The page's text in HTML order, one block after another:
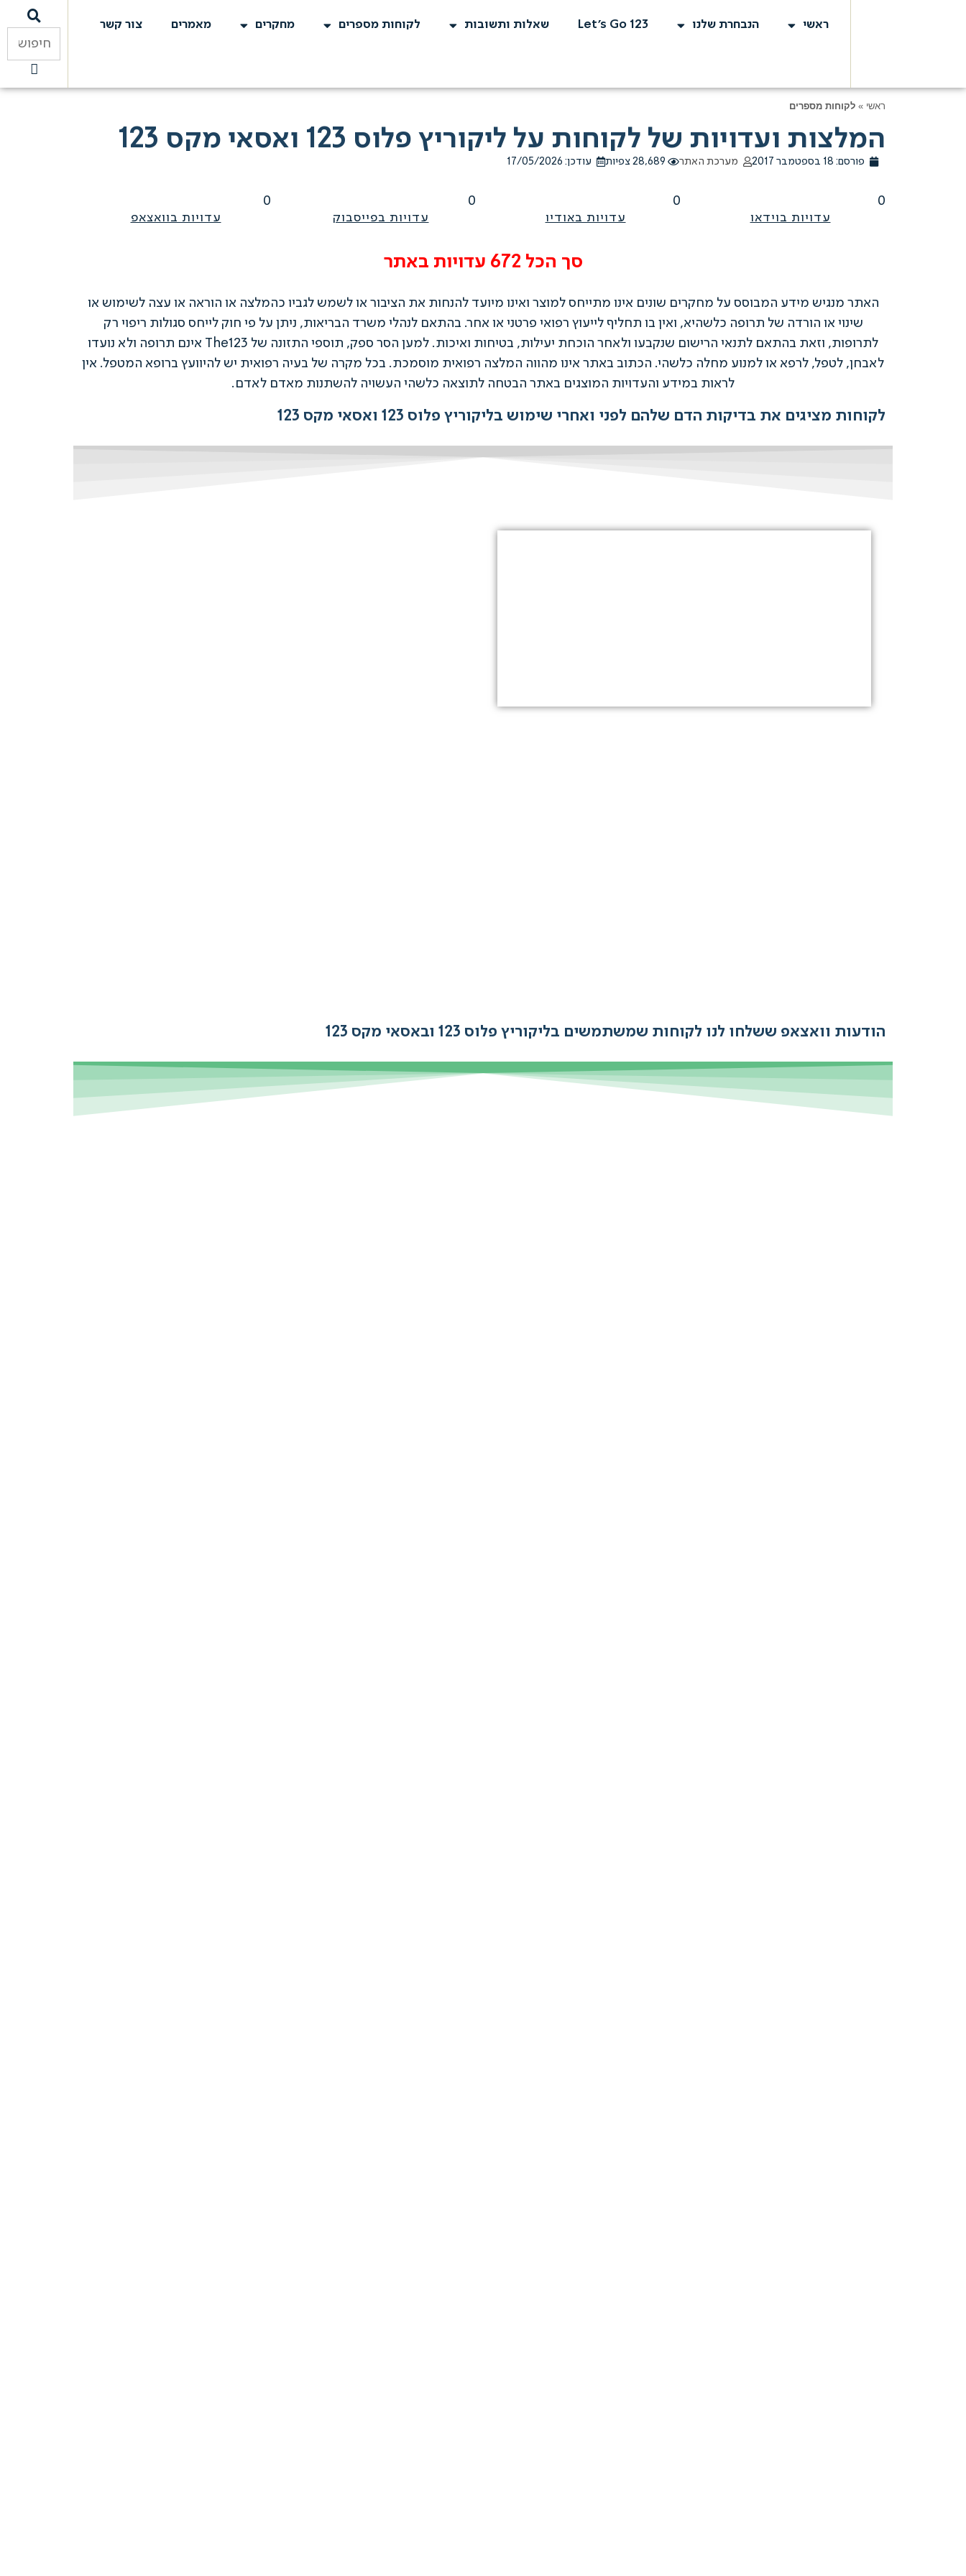
ראשי הנבחרת שלנו Let's Go 123 שאלות ותשובות לקוחות מספרים מחקרים מאמרים צור קשר
ראשי » לקוחות מספרים
המלצות ועדויות של לקוחות על ליקוריץ פלוס 123 ואסאי מקס 123
פורסם: 18 בספטמבר 2017 מערכת האתר 28,689 צפיות עודכן: 17/05/2026
0
עדויות בוידאו
0
עדויות באודיו
0
עדויות בפייסבוק
0
עדויות בוואצאפ
סך הכל 672 עדויות באתר
האתר מנגיש מידע המבוסס על מחקרים שונים אינו מתייחס למוצר ואינו מיועד להנחות את הציבור או לשמש לגביו כהמלצה או הוראה או עצה לשימוש או
שינוי או הורדה של תרופה כלשהיא, ואין בו תחליף לייעוץ רפואי פרטני או אחר. בהתאם לנהלי משרד הבריאות, ניתן על פי חוק לייחס סגולות ריפוי רק
לתרופות, וזאת בהתאם לתנאי הרישום שנקבעו ולאחר הוכחת יעילות, בטיחות ואיכות. למען הסר ספק, תוספי התזונה של The123 אינם תרופה ולא נועדו
לאבחן, לטפל, לרפא או למנוע מחלה כלשהי. הכתוב באתר אינו מהווה המלצה רפואית מוסמכת. בכל מקרה של בעיה רפואית יש להיוועץ ברופא המטפל. אין
לראות במידע והעדויות המוצגים באתר הבטחה לתוצאה כלשהי העשויה להשתנות מאדם לאדם.
לקוחות מציגים את בדיקות הדם שלהם לפני ואחרי שימוש בליקוריץ פלוס 123 ואסאי מקס 123
הודעות וואצאפ ששלחו לנו לקוחות שמשתמשים בליקוריץ פלוס 123 ובאסאי מקס 123